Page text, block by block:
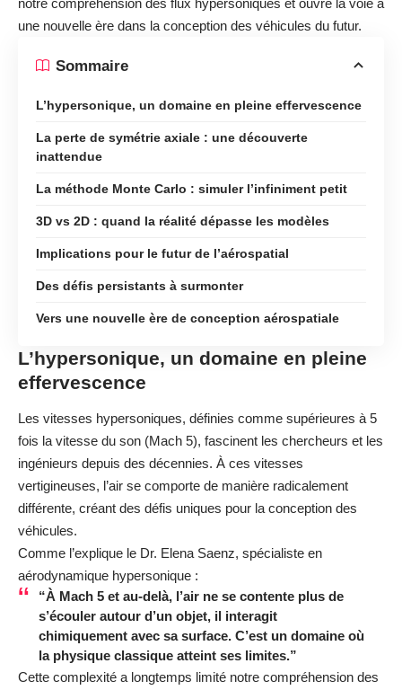
notre compréhension des flux hypersoniques et ouvre la voie à
une nouvelle ère dans la conception des véhicules du futur.
Sommaire
L’hypersonique, un domaine en pleine effervescence
La perte de symétrie axiale : une découverte
inattendue
La méthode Monte Carlo : simuler l’infiniment petit
3D vs 2D : quand la réalité dépasse les modèles
Implications pour le futur de l’aérospatial
Des défis persistants à surmonter
Vers une nouvelle ère de conception aérospatiale
L’hypersonique, un domaine en pleine
effervescence
Les vitesses hypersoniques, définies comme supérieures à 5
fois la vitesse du son (Mach 5), fascinent les chercheurs et les
ingénieurs depuis des décennies. À ces vitesses
vertigineuses, l’air se comporte de manière radicalement
différente, créant des défis uniques pour la conception des
véhicules.
Comme l’explique le Dr. Elena Saenz, spécialiste en
aérodynamique hypersonique :
“À Mach 5 et au-delà, l’air ne se contente plus de
s’écouler autour d’un objet, il interagit
chimiquement avec sa surface. C’est un domaine où
la physique classique atteint ses limites.”
Cette complexité a longtemps limité notre compréhension des